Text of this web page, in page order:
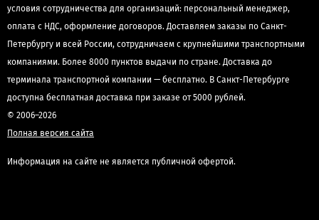
условия сотрудничества для организаций: персональный менеджер,
оплата с НДС, оформление договоров. Доставляем заказы по Санкт-
Петербургу и всей России, сотрудничаем с крупнейшими транспортными
компаниями. Более 8000 пунктов выдачи по стране. Доставка до
терминала транспортной компании — бесплатно. В Санкт-Петербурге
доступна бесплатная доставка при заказе от 5000 рублей.
© 2006–2026
Полная версия сайта
Информация на сайте не является публичной офертой.